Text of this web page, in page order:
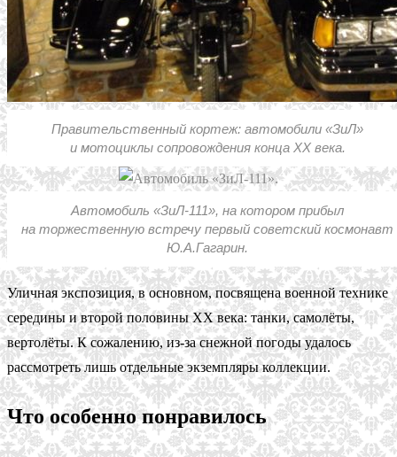
Правительственный кортеж: автомобили «ЗиЛ»
и мотоциклы сопровождения конца ХХ века.
Автомобиль «ЗиЛ-111», на котором прибыл
на торжественную встречу первый советский космонавт
Ю.А.Гагарин.
Уличная экспозиция, в основном, посвящена военной технике
середины и второй половины XX века: танки, самолёты,
вертолёты. К сожалению, из-за снежной погоды удалось
рассмотреть лишь отдельные экземпляры коллекции.
Что особенно понравилось